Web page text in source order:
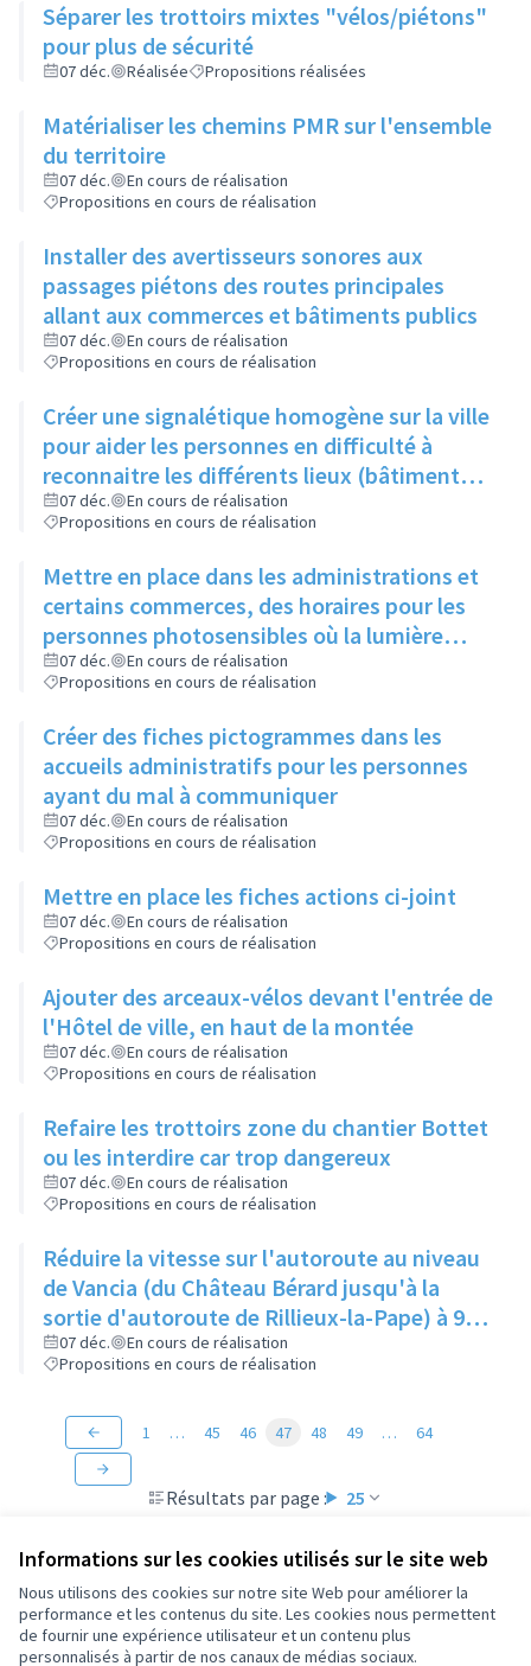
Informations sur les cookies utilisés sur le site web
Nous utilisons des cookies sur notre site Web pour améliorer la
performance et les contenus du site. Les cookies nous permettent
de fournir une expérience utilisateur et un contenu plus
personnalisés à partir de nos canaux de médias sociaux.
Séparer les trottoirs mixtes "vélos/piétons"
pour plus de sécurité
07 déc. Réalisée Propositions réalisées
Matérialiser les chemins PMR sur l'ensemble
du territoire
07 déc.
En cours de réalisation
Propositions en cours de réalisation
Installer des avertisseurs sonores aux
passages piétons des routes principales
allant aux commerces et bâtiments publics
07 déc.
En cours de réalisation
Propositions en cours de réalisation
Créer une signalétique homogène sur la ville
pour aider les personnes en difficulté à
reconnaitre les différents lieux (bâtiments
administratis avec bandeau bleu, bâtiments
culturels bandeau vert,...)
07 déc.
En cours de réalisation
Propositions en cours de réalisation
Mettre en place dans les administrations et
certains commerces, des horaires pour les
personnes photosensibles où la lumière
serait diminuée
07 déc.
En cours de réalisation
Propositions en cours de réalisation
Créer des fiches pictogrammes dans les
accueils administratifs pour les personnes
ayant du mal à communiquer
07 déc.
En cours de réalisation
Propositions en cours de réalisation
Mettre en place les fiches actions ci-joint
07 déc.
En cours de réalisation
Propositions en cours de réalisation
Ajouter des arceaux-vélos devant l'entrée de
l'Hôtel de ville, en haut de la montée
07 déc.
En cours de réalisation
Propositions en cours de réalisation
Refaire les trottoirs zone du chantier Bottet
ou les interdire car trop dangereux
07 déc.
En cours de réalisation
Propositions en cours de réalisation
Réduire la vitesse sur l'autoroute au niveau
de Vancia (du Château Bérard jusqu'à la
sortie d'autoroute de Rillieux-la-Pape) à 90
km/h au lieu de 110 km/h, pour limiter la
pollution sonore persistante chez les
07 déc.
En cours de réalisation
Propositions en cours de réalisation
Résultats par page : 25
1 … 45 46 47 48 49 … 64
Conditions d'utilisation
Paramètres des cookies